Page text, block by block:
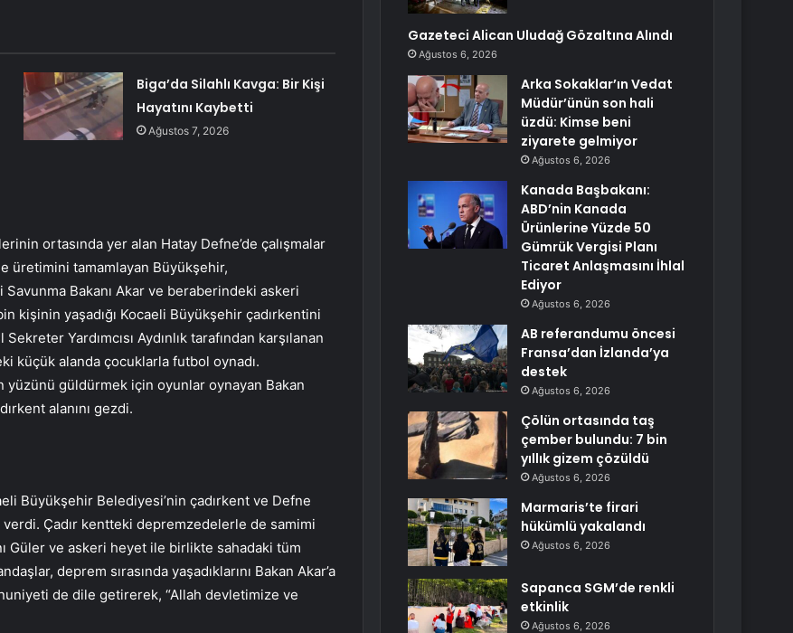
Biga’da Silahlı Kavga: Bir Kişi
Hayatını Kaybetti
Ağustos 7, 2026
ortasında yer alan Hatay Defne’de çalışmalar
üretimini tamamlayan Büyükşehir,
Bakanı Akar ve beraberindeki askeri
kişinin yaşadığı Kocaeli Büyükşehir çadırkentini
Yardımcısı Aydınlık tarafından karşılanan
küçük alanda çocuklarla futbol oynadı.
yüzünü güldürmek için oyunlar oynayan Bakan
alanını gezdi.
Büyükşehir Belediyesi’nin çadırkent ve Defne
verdi. Çadır kentteki depremzedelerle de samimi
Güler ve askeri heyet ile birlikte sahadaki tüm
deprem sırasında yaşadıklarını Bakan Akar’a
de dile getirerek, “Allah devletimize ve
Gazeteci Alican Uludağ Gözaltına Alındı
Ağustos 6, 2026
Arka Sokaklar’ın Vedat
Müdür’ünün son hali
üzdü: Kimse beni
ziyarete gelmiyor
Ağustos 6, 2026
Kanada Başbakanı:
ABD’nin Kanada
Ürünlerine Yüzde 50
Gümrük Vergisi Planı
Ticaret Anlaşmasını İhlal
Ediyor
Ağustos 6, 2026
AB referandumu öncesi
Fransa’dan İzlanda’ya
destek
Ağustos 6, 2026
Çölün ortasında taş
çember bulundu: 7 bin
yıllık gizem çözüldü
Ağustos 6, 2026
Marmaris’te firari
hükümlü yakalandı
Ağustos 6, 2026
Sapanca SGM’de renkli
etkinlik
Ağustos 6, 2026